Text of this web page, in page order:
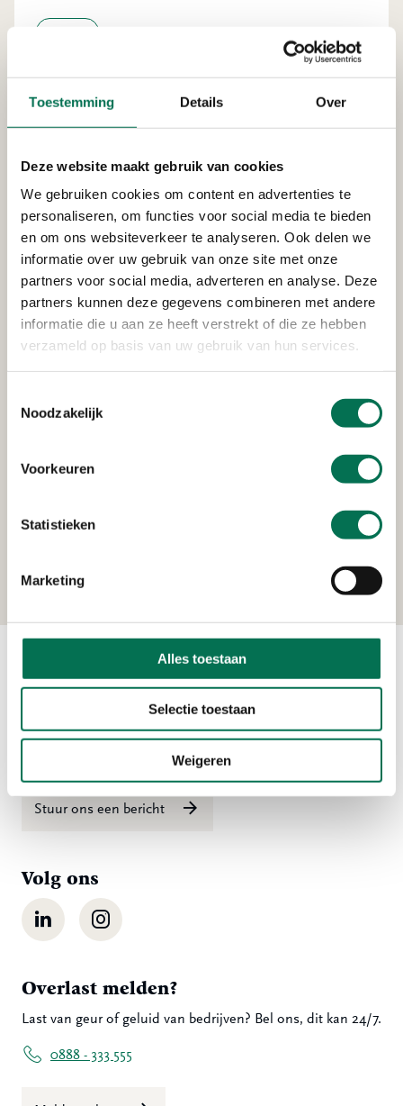
Toestemming Details Over
Deze website maakt gebruik van cookies
We gebruiken cookies om content en advertenties te
personaliseren, om functies voor social media te bieden
en om ons websiteverkeer te analyseren. Ook delen we
informatie over uw gebruik van onze site met onze
partners voor social media, adverteren en analyse. Deze
partners kunnen deze gegevens combineren met andere
informatie die u aan ze heeft verstrekt of die ze hebben
verzameld op basis van uw gebruik van hun services.
Noodzakelijk
Voorkeuren
Statistieken
Marketing
Alles toestaan
Selectie toestaan
Weigeren
Bas Kooy Transport B.V.
Pieter Hoebeeweg 46, 3316 BT Dordrecht
Rijkswaterstaat Corporate
Dienst
Van Leeuwenhoekweg 20, 3316 AV Dordrecht
Verleend
Oudendijk 13-15, 3318 AG Dordrecht
Heerenlanden Vastgoed B.V.
Contact
Ma t/m vr 08:00 tot 16:30 uur
Stuur ons een bericht
Volg ons
LinkedIn Instagram
Overlast melden?
Last van geur of geluid van bedrijven? Bel ons, dit kan 24/7.
0888 - 333 555